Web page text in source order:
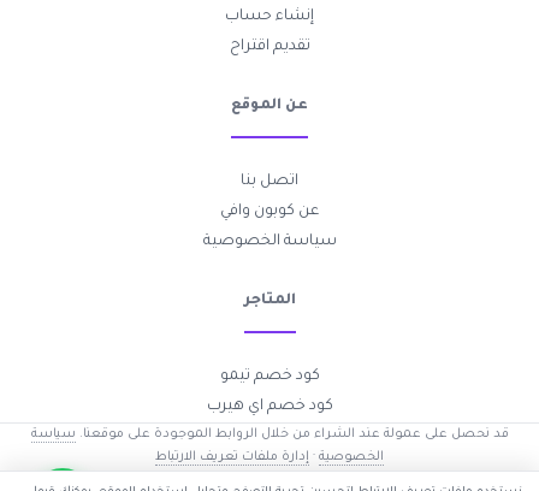
إنشاء حساب
تقديم اقتراح
عن الموقع
اتصل بنا
عن كوبون وافي
سياسة الخصوصية
المتاجر
كود خصم تيمو
كود خصم اي هيرب
قد نحصل على عمولة عند الشراء من خلال الروابط الموجودة على موقعنا. سياسة
الخصوصية · إدارة ملفات تعريف الارتباط